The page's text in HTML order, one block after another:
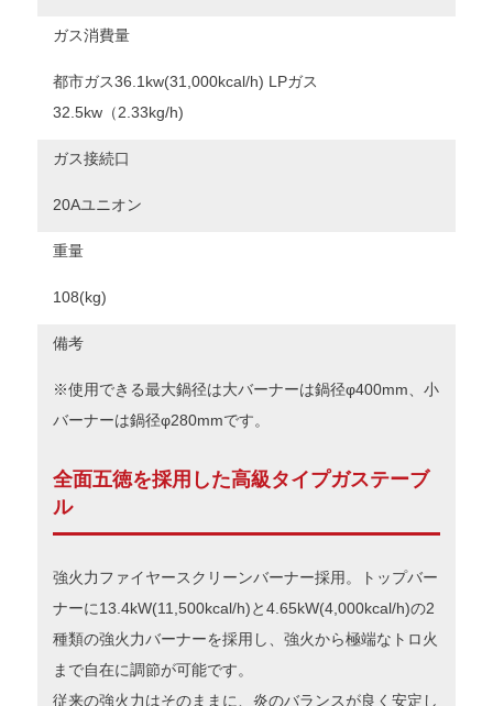
ガス消費量
都市ガス36.1kw(31,000kcal/h) LPガス
32.5kw（2.33kg/h)
ガス接続口
20Aユニオン
重量
108(kg)
備考
※使用できる最大鍋径は大バーナーは鍋径φ400mm、小
バーナーは鍋径φ280mmです。
全面五徳を採用した高級タイプガステーブ
ル
強火力ファイヤースクリーンバーナー採用。トップバー
ナーに13.4kW(11,500kcal/h)と4.65kW(4,000kcal/h)の2
種類の強火力バーナーを採用し、強火から極端なトロ火
まで自在に調節が可能です。
従来の強火力はそのままに、炎のバランスが良く安定し